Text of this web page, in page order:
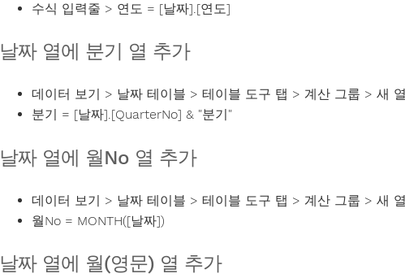
수식 입력줄 > 연도 = [날짜].[연도]
날짜 열에 분기 열 추가
데이터 보기 > 날짜 테이블 > 테이블 도구 탭 > 계산 그룹 > 새
분기 = [날짜].[QuarterNo] & "분기"
날짜 열에 월No 열 추가
데이터 보기 > 날짜 테이블 > 테이블 도구 탭 > 계산 그룹 > 새
월No = MONTH([날짜])
날짜 열에 월(영문) 열 추가